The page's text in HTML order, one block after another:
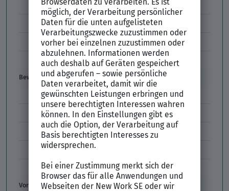
Codes im Arbeitszeugnis
Kündigung
Einstiegsgehalt
Gehaltswunsch
Bewerbung
E-Mail-Bewerbung
Anlagen und Zeugnisse
Initiativbewerbung
Interne Bewerbung
Empfehlungsschreiben
Vorstellungsgespräch